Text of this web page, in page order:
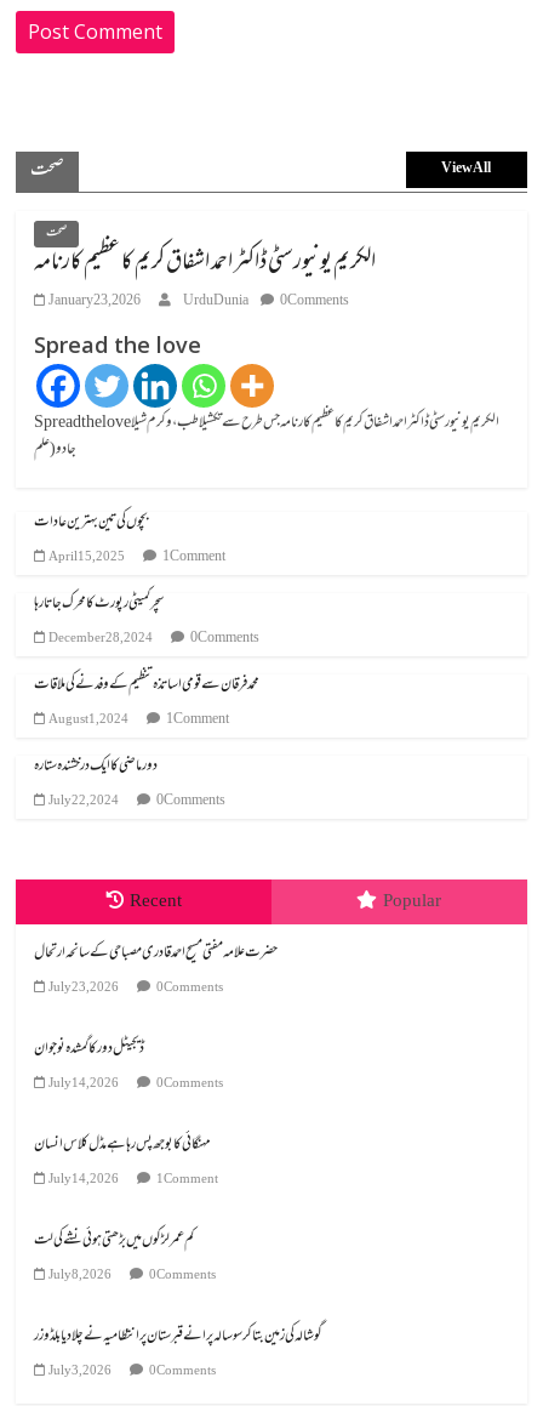
صحت View All
صحت
الکریم یونیورسٹی ڈاکٹر احمد اشفاق کریم کا عظیم کارنامہ
January 23, 2026 UrduDunia 0 Comments
Spread the love
Spread the loveالکریم یونیورسٹی ڈاکٹر احمد اشفاق کریم کا عظیم کارنامہ جس طرح سے تکشیلا طب، وکرم شیلا
جادو (علم
بچوں کی تین بہترین عادات
April 15, 2025 1 Comment
سچر کمیٹی رپورٹ کا محرک جاتا رہا
December 28, 2024 0 Comments
محمد فرقان سے قومی اساتذہ تنظیم کے وفد نے کی ملاقات
August 1, 2024 1 Comment
دور ماضی کا ایک درخشندہ ستارہ
July 22, 2024 0 Comments
Recent Popular
July 23, 2026 0 Comments
ڈیجیٹل دور کا گمشدہ نوجوان
July 14, 2026 0 Comments
مہنگائی کا بوجھ پس رہا ہے مڈل کلاس انسان
July 14, 2026 1 Comment
کم عمر لڑکوں میں بڑھتی ہوئی نشے کی لت
July 8, 2026 0 Comments
گوشالہ کی زمین بتا کر سوسالہ پرانے قبرستان پر انتظامیہ نے چلا دیا بلڈوزر
July 3, 2026 0 Comments